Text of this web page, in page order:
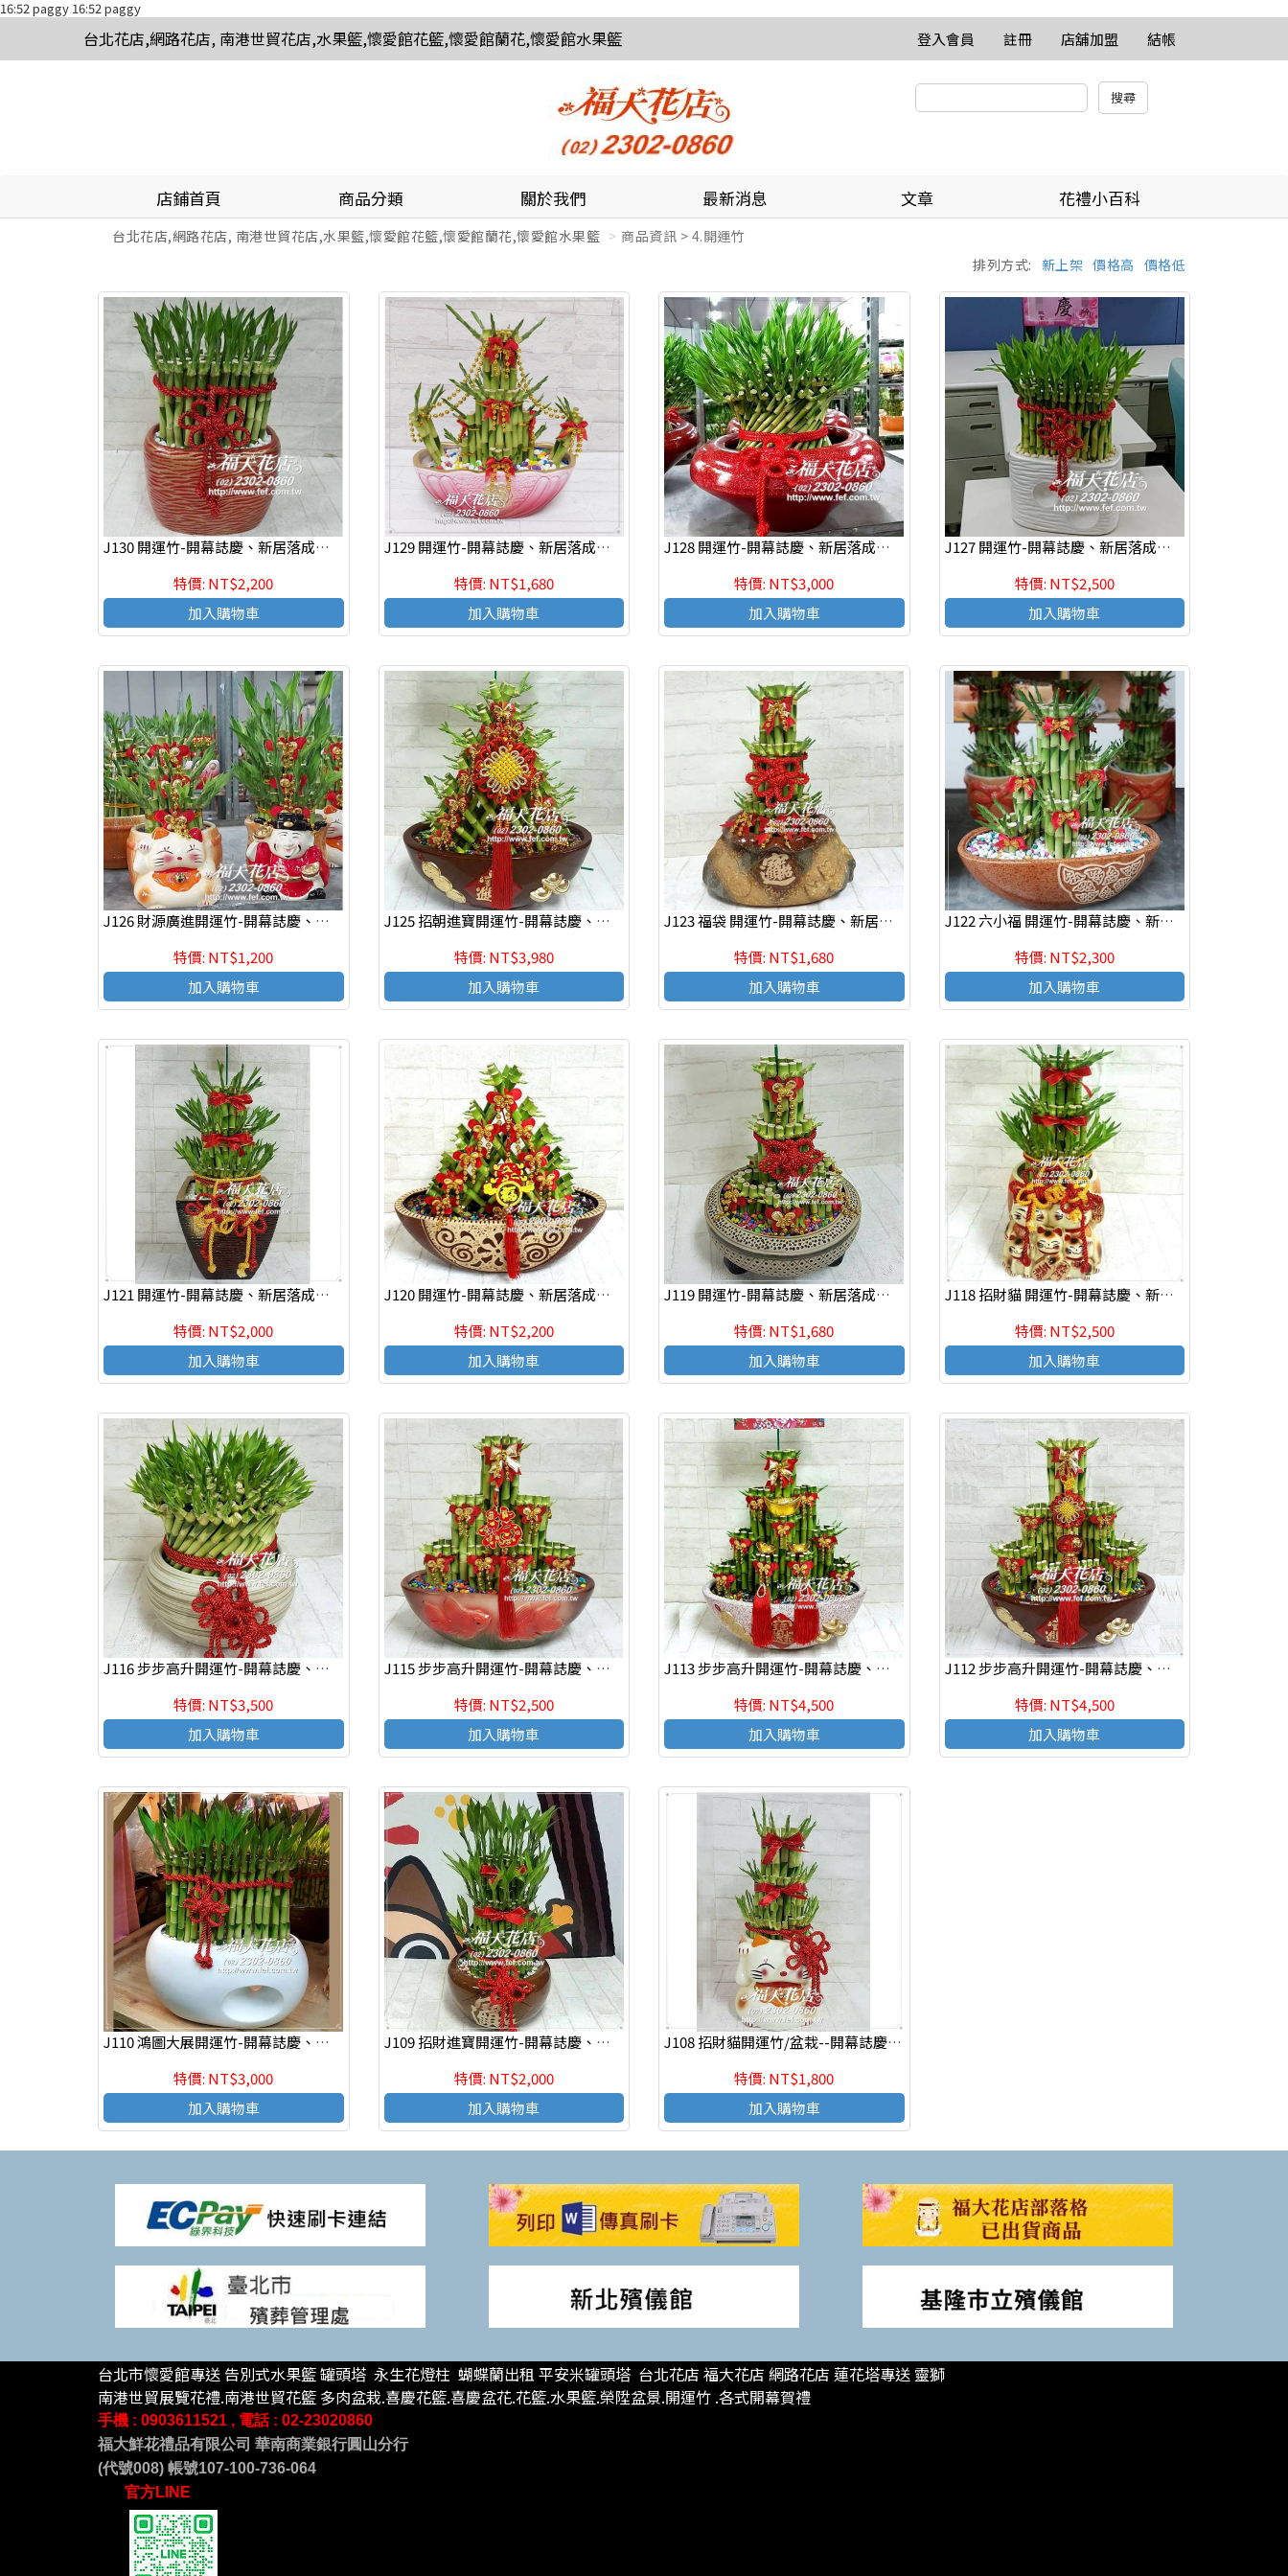
16:52 paggy 16:52 paggy
台北花店,網路花店, 南港世貿花店,水果籃,懷愛館花籃,懷愛館蘭花,懷愛館水果籃 登入會員 註冊 店舖加盟 結帳
店鋪首頁 商品分類 關於我們 最新消息 文章 花禮小百科
台北花店,網路花店, 南港世貿花店,水果籃,懷愛館花籃,懷愛館蘭花,懷愛館水果籃
商品資訊 > 4.開運竹
價格低
價格高
新上架
排列方式:
J130 開運竹-開幕誌慶、新居落成、榮陞新職、年節送禮、自用
特價: NT$2,200
加入購物車
J129 開運竹-開幕誌慶、新居落成、榮陞新職、年節送禮、自用
特價: NT$1,680
加入購物車
J128 開運竹-開幕誌慶、新居落成、榮陞新職、年節送禮、自用
特價: NT$3,000
加入購物車
J127 開運竹-開幕誌慶、新居落成、榮陞新職、年節送禮、自用
特價: NT$2,500
加入購物車
J126 財源廣進開運竹-開幕誌慶、新居落成、榮陞新職、年節送禮、自用(1個）
特價: NT$1,200
加入購物車
J125 招朝進寶開運竹-開幕誌慶、新居落成、榮陞新職、年節送禮、自用
特價: NT$3,980
加入購物車
J123 福袋 開運竹-開幕誌慶、新居落成、榮陞新職、年節送禮、自用
特價: NT$1,680
加入購物車
J122 六小福 開運竹-開幕誌慶、新居落成、榮陞新職、年節送禮、自用
特價: NT$2,300
加入購物車
J121 開運竹-開幕誌慶、新居落成、榮陞新職、年節送禮、自用
特價: NT$2,000
加入購物車
J120 開運竹-開幕誌慶、新居落成、榮陞新職、年節送禮、自用
特價: NT$2,200
加入購物車
J119 開運竹-開幕誌慶、新居落成、榮陞新職、年節送禮、自用
特價: NT$1,680
加入購物車
J118 招財貓 開運竹-開幕誌慶、新居落成、榮陞新職、年節送禮、自用
特價: NT$2,500
加入購物車
J116 步步高升開運竹-開幕誌慶、新居落成、榮陞新職、年節送禮、自用
特價: NT$3,500
加入購物車
J115 步步高升開運竹-開幕誌慶、新居落成、榮陞新職、年節送禮、自用
特價: NT$2,500
加入購物車
J113 步步高升開運竹-開幕誌慶、新居落成、榮陞新職、年節送禮、自用
特價: NT$4,500
加入購物車
J112 步步高升開運竹-開幕誌慶、新居落成、榮陞新職、年節送禮、自用
特價: NT$4,500
加入購物車
J110 鴻圖大展開運竹-開幕誌慶、新居落成、榮陞新職、年節送禮、自用
特價: NT$3,000
加入購物車
J109 招財進寶開運竹-開幕誌慶、新居落成、榮陞新職、年節送禮、自用
特價: NT$2,000
加入購物車
J108 招財貓開運竹/盆栽--開幕誌慶、新居落成、榮陞新職、年節送禮、自用
特價: NT$1,800
加入購物車
台北市懷愛館專送 告別式水果籃 罐頭塔 永生花燈柱 蝴蝶蘭出租 平安米罐頭塔 台北花店 福大花店 網路花店 蓮花塔專送 靈獅
南港世貿展覽花禮.南港世貿花籃 多肉盆栽.喜慶花籃.喜慶盆花.花籃.水果籃.榮陞盆景.開運竹 .各式開幕賀禮
手機 : 0903611521 , 電話 : 02-23020860
福大鮮花禮品有限公司 華南商業銀行圓山分行
(代號008) 帳號107-100-736-064
官方LINE